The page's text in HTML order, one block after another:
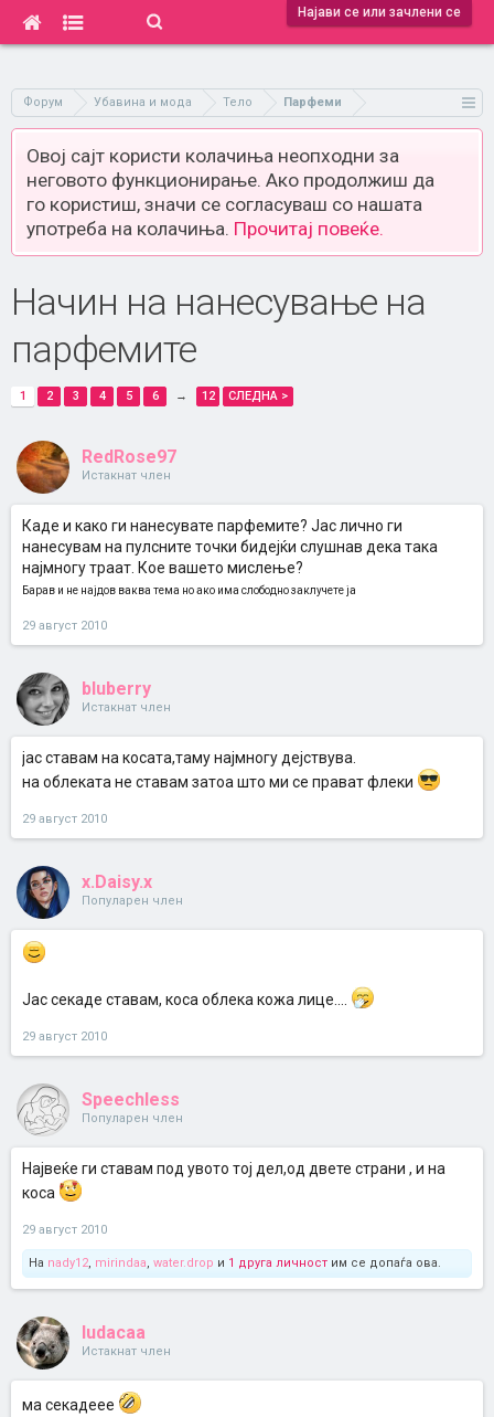
Најави се или зачлени се
Форум Убавина и мода Тело Парфеми
Овој сајт користи колачиња неопходни за
неговото функционирање. Ако продолжиш да
го користиш, значи се согласуваш со нашата
употреба на колачиња. Прочитај повеќе.
Начин на нанесување на
парфемите
1 2 3 4 5 6 → 12 СЛЕДНА >
RedRose97
Истакнат член
Каде и како ги нанесувате парфемите? Јас лично ги
нанесувам на пулсните точки бидејќи слушнав дека така
најмногу траат. Кое вашето мислење?
Барав и не најдов ваква тема но ако има слободно заклучете ја
29 август 2010
bluberry
Истакнат член
јас ставам на косата,таму најмногу дејствува.
на облеката не ставам затоа што ми се прават флеки
29 август 2010
x.Daisy.x
Популарен член
Јас секаде ставам, коса облека кожа лице....
29 август 2010
Speechless
Популарен член
Највеќе ги ставам под увото тој дел,од двете страни , и на
коса
29 август 2010
На nady12, mirindaa, water.drop и 1 друга личност им се допаѓа ова.
ludacaa
Истакнат член
ма секадеее